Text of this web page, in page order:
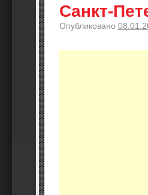
Санкт-
Опубликовано